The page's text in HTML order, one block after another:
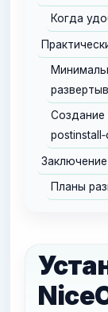
Когда
Создание
Заключение
Планы